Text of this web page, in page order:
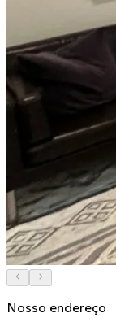
Nosso endereço